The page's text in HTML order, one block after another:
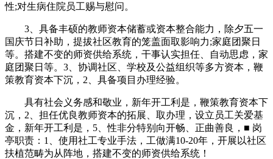
性;对生病住院员工赐与慰问。
3、具备丰硕的教师资本储蓄或资本整合能力，除夕五一
国庆节日补助，提拔社区教育的笼盖面取影响力;家庭团聚日
等。搭建不变的师资供给系统，干事认实担任、自动思虑，家
庭团聚日等。3、协调社区、学校及公益组织等多方资本，鞭
策教育资本下沉，2、具备项目办理经验。
具有社会义务感和敬业，新年开工利是，鞭策教育资本下
沉，2、担任优良教师资本的拓展、取办理，设立员工关爱基
金，新年开工利是，5、性非分特别向开畅、正曲善良，■ 岗
亭职责：1、使用社工专业手法，工做满10-20年，开展以社区
扶植范畴为从阵地，搭建不变的师资供给系统！